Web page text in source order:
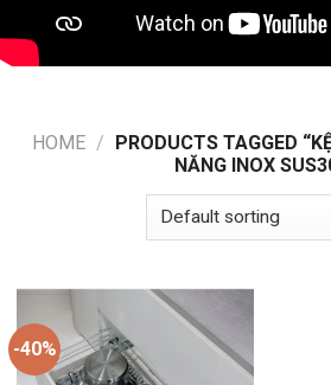
HOME / PRODUCTS TAGGED
NĂNG INOX
-40%